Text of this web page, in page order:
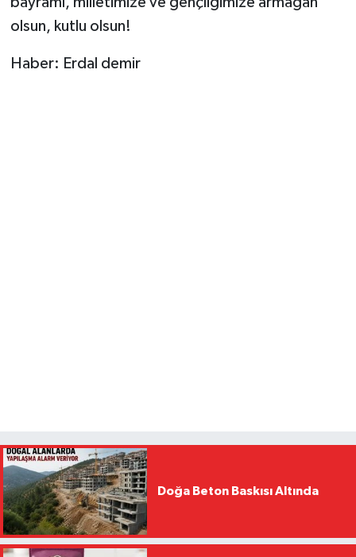
olsun, kutlu olsun!
Haber: Erdal demir
Doğa Beton Baskısı Altında